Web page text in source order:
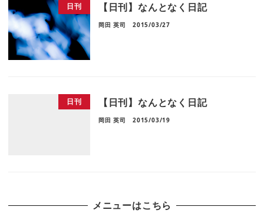
日刊 【日刊】なんとなく日記
岡田 英司 2015/03/27
日刊 【日刊】なんとなく日記
岡田 英司 2015/03/19
メニューはこちら